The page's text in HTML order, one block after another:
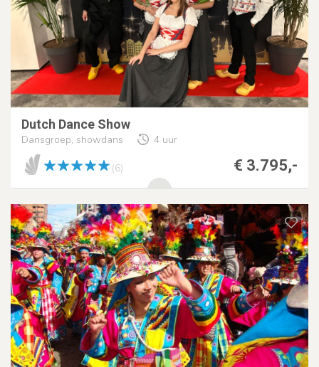
Dutch Dance Show
Dansgroep, showdans 4 uur
€ 3.795,-
(6)